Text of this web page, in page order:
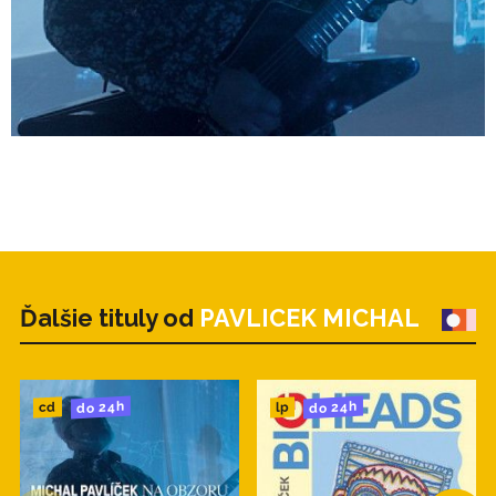
zdroj: TS
Ďalšie tituly od PAVLICEK MICHAL
cd do 24h lp do 24h